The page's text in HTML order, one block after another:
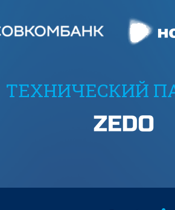
ТЕХНИЧЕСКИЙ